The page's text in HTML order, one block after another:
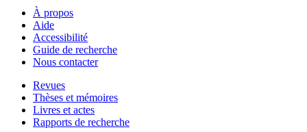
À propos
Aide
Accessibilité
Guide de recherche
Nous contacter
Revues
Thèses et mémoires
Livres et actes
Rapports de recherche